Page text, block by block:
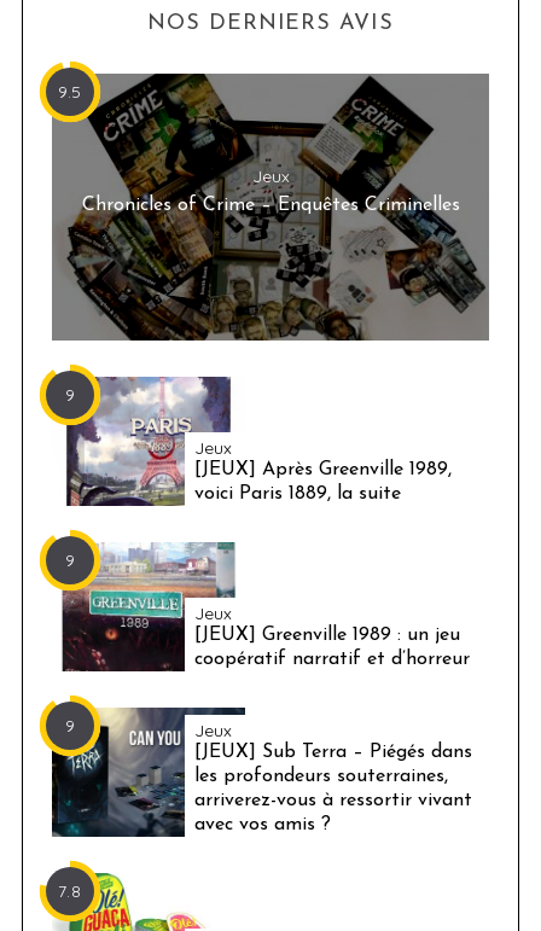
NOS DERNIERS AVIS
9.5
Jeux
Chronicles of Crime – Enquêtes Criminelles
9
Jeux
[JEUX] Après Greenville 1989,
voici Paris 1889, la suite
9
Jeux
[JEUX] Greenville 1989 : un jeu
coopératif narratif et d’horreur
9 Jeux
[JEUX] Sub Terra – Piégés dans
les profondeurs souterraines,
arriverez-vous à ressortir vivant
avec vos amis ?
7.8